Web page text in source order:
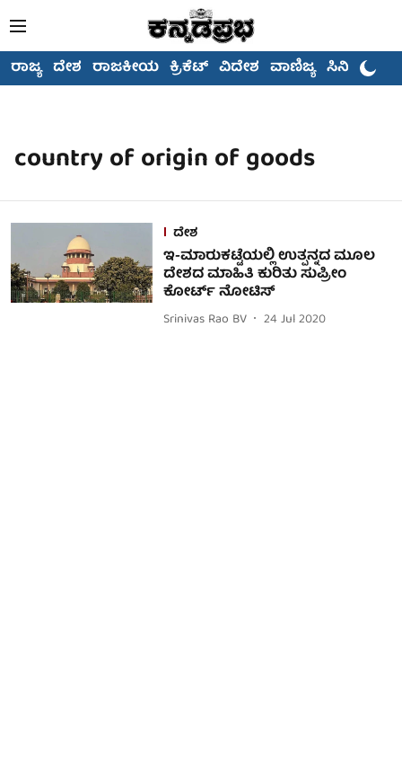
ರಾಜ್ಯ ದೇಶ ರಾಜಕೀಯ ಕ್ರಿಕೆಟ್ ವಿದೇಶ ವಾಣಿಜ್ಯ ಸಿನಿಮಾ
country of origin of goods
ದೇಶ
ಇ-ಮಾರುಕಟ್ಟೆಯಲ್ಲಿ ಉತ್ಪನ್ನದ ಮೂಲ
ದೇಶದ ಮಾಹಿತಿ ಕುರಿತು ಸುಪ್ರೀಂ
ಕೋರ್ಟ್ ನೋಟಿಸ್
Srinivas Rao BV 24 Jul 2020